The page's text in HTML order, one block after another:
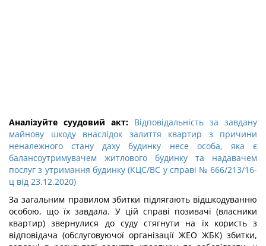
Аналізуйте суудовий акт: Відповідальність за завдану
майнову шкоду внаслідок залиття квартир з причини
неналежного стану даху будинку несе особа, яка є
балансоутримувачем житлового будинку та надавачем
послуг з утримання будинку (КЦС/ВС у справі № 666/213/16-
ц від 23.12.2020)
За загальним правилом збитки підлягають відшкодуванню
особою, що їх завдала. У цій справі позивачі (власники
квартир) звернулися до суду стягнути на їх користь з
відповідача (обслуговуючої організації ЖЕО ЖБК) збитки,